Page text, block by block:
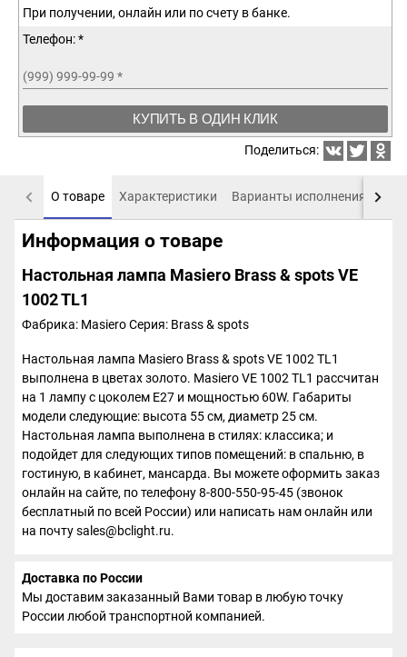
При получении, онлайн или по счету в банке.
Телефон: *
(999) 999-99-99 *
КУПИТЬ В ОДИН КЛИК
Поделиться:
О товаре Характеристики Варианты исполнения
Информация о товаре
Настольная лампа Masiero Brass & spots VE
1002 TL1
Фабрика: MasieroСерия: Brass & spots
Настольная лампа Masiero Brass & spots VE 1002 TL1
выполнена в цветах золото. Masiero VE 1002 TL1 рассчитан
на 1 лампу с цоколем E27 и мощностью 60W. Габариты
модели следующие: высота 55 см, диаметр 25 см.
Настольная лампа выполнена в стилях: классика; и
подойдет для следующих типов помещений: в спальню, в
гостиную, в кабинет, мансарда. Вы можете оформить заказ
онлайн на сайте, по телефону 8-800-550-95-45 (звонок
бесплатный по всей России) или написать нам онлайн или
на почту sales@bclight.ru.
Доставка по России
Мы доставим заказанный Вами товар в любую точку
России любой транспортной компанией.